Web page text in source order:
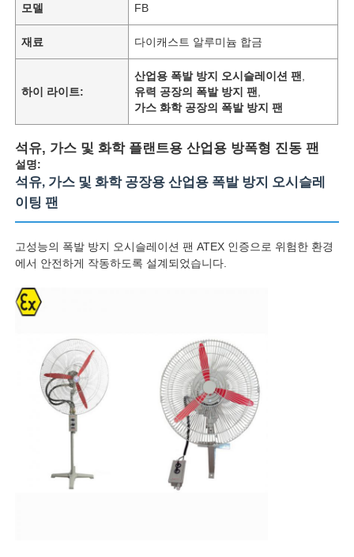
제품 소개
모델 FB
재료 다이캐스트 알루미늄 합금
하이 라이트:
산업용 폭발 방지 오시슬레이션 팬
유력 공장의 폭발 방지 팬
가스 화학 공장의 폭발 방지 팬
석유, 가스 및 화학 플랜트용 산업용 방폭형 진동 팬
설명:
석유, 가스 및 화학 공장용 산업용 폭발 방지 오시슬레
이팅 팬
고성능의 폭발 방지 오시슬레이션 팬 ATEX 인증으로 위험한 환경
에서 안전하게 작동하도록 설계되었습니다.